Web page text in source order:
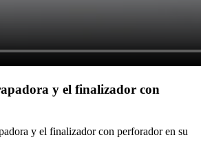
y el finalizador con
y el finalizador con perforador en su